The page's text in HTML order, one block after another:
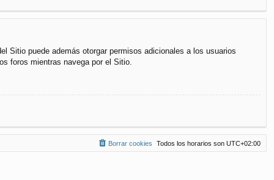
Sitio puede además otorgar permisos adicionales a los usuarios
foros mientras navega por el Sitio.
Todos los horarios son UTC+02:00
Borrar cookies